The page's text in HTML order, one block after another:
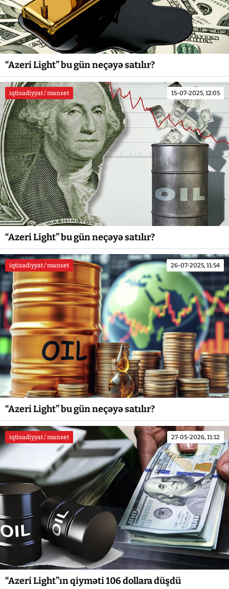
“Azeri Light” bu gün neçəyə satılır?
iqtisadiyyat / manset 15-07-2025, 12:05
“Azeri Light” bu gün neçəyə satılır?
iqtisadiyyat / manset 26-07-2025, 11:54
“Azeri Light” bu gün neçəyə satılır?
iqtisadiyyat / manset 27-05-2026, 11:12
“Azeri Light”ın qiyməti 106 dollara düşdü